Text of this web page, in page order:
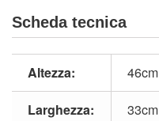
Scheda tecnica
Altezza: 46cm
Larghezza: 33cm